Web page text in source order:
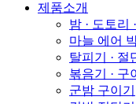
제품소개
밤 · 도토리
마늘 에어
탈피기 · 절
볶음기 · 구
군밤 구이기